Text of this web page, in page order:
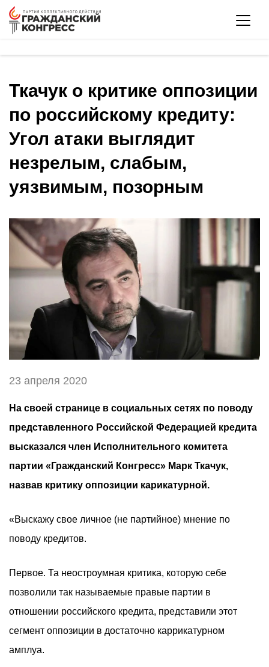
Ткачук о критике оппозиции
по российскому кредиту:
Угол атаки выглядит
незрелым, слабым,
уязвимым, позорным
23 апреля 2020
На своей странице в социальных сетях по поводу
представленного Российской Федерацией кредита
высказался член Исполнительного комитета
партии «Гражданский Конгресс» Марк Ткачук,
назвав критику оппозиции карикатурной.
«Выскажу свое личное (не партийное) мнение по
поводу кредитов.
Первое. Та неостроумная критика, которую себе
позволили так называемые правые партии в
отношении российского кредита, представили этот
сегмент оппозиции в достаточно каррикатурном
амплуа.